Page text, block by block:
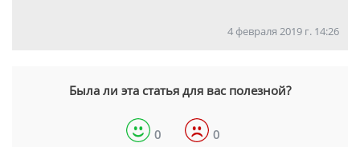
4 февраля 2019 г. 14:26
Была ли эта статья для вас полезной?
0 0